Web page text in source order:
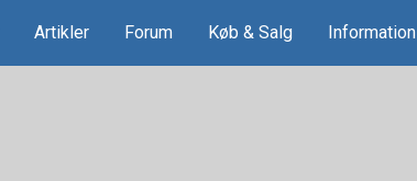
Artikler Forum Køb & Salg Information